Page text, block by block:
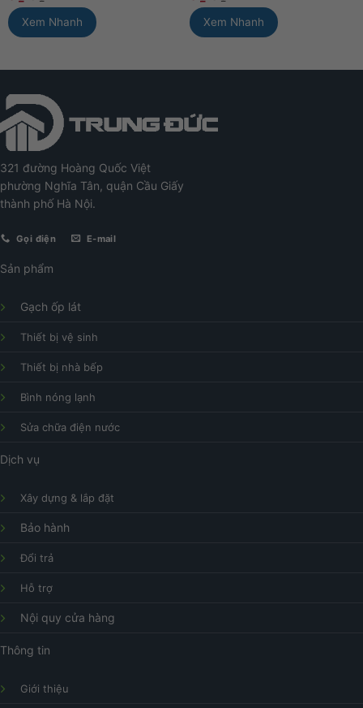
Xem Nhanh Xem Nhanh
321 đường Hoàng Quốc Việt
phường Nghĩa Tân, quận Cầu Giấy
thành phố Hà Nội.
Gọi điện E-mail
Sản phẩm
Gạch ốp lát
Thiết bị vệ sinh
Thiết bị nhà bếp
Bình nóng lạnh
Sửa chữa điện nước
Dịch vụ
Xây dựng & lắp đặt
Bảo hành
Đổi trả
Hỗ trợ
Nội quy cửa hàng
Thông tin
Giới thiệu